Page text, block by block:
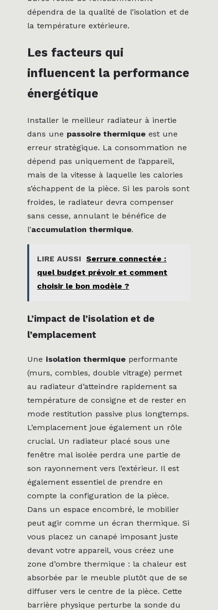
dépendra de la qualité de l’isolation et de
la température extérieure.
Les facteurs qui
influencent la performance
énergétique
Installer le meilleur radiateur à inertie
dans une passoire thermique est une
erreur stratégique. La consommation ne
dépend pas uniquement de l’appareil,
mais de la vitesse à laquelle les calories
s’échappent de la pièce. Si les parois sont
froides, le radiateur devra compenser
sans cesse, annulant le bénéfice de
l’accumulation thermique.
LIRE AUSSI Serrure connectée :
quel budget prévoir et comment
choisir le bon modèle ?
L’impact de l’isolation et de
l’emplacement
Une isolation thermique performante
(murs, combles, double vitrage) permet
au radiateur d’atteindre rapidement sa
température de consigne et de rester en
mode restitution passive plus longtemps.
L’emplacement joue également un rôle
crucial. Un radiateur placé sous une
fenêtre mal isolée perdra une partie de
son rayonnement vers l’extérieur. Il est
également essentiel de prendre en
compte la configuration de la pièce.
Dans un espace encombré, le mobilier
peut agir comme un écran thermique. Si
vous placez un canapé imposant juste
devant votre appareil, vous créez une
zone d’ombre thermique : la chaleur est
absorbée par le meuble plutôt que de se
diffuser vers le centre de la pièce. Cette
barrière physique perturbe la sonde du